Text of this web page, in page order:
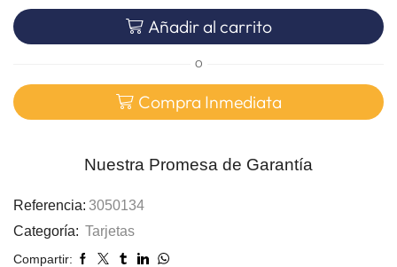
Añadir al carrito
O
Compra Inmediata
Nuestra Promesa de Garantía
Referencia: 3050134
Categoría: Tarjetas
Compartir: